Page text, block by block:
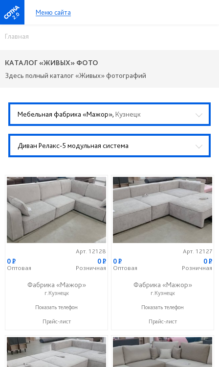
2.0 Меню сайта
Главная
КАТАЛОГ «ЖИВЫХ» ФОТО
Здесь полный каталог «Живых» фотографий
Мебельная фабрика «Мажор», Кузнецк
Диван Релакс-5 модульная система
Арт. 12128
0P
Оптовая
0P
Розничная
Фабрика «Мажор»
г.Кузнецк
+7 (999) 611-98-99
Показать телефон
Прайс-лист
Арт. 12127
0P
Оптовая
0P
Розничная
Фабрика «Мажор»
г.Кузнецк
+7 (999) 611-98-99
Показать телефон
Прайс-лист